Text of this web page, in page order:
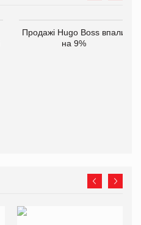
Продажі Hugo Boss впали
на 9%